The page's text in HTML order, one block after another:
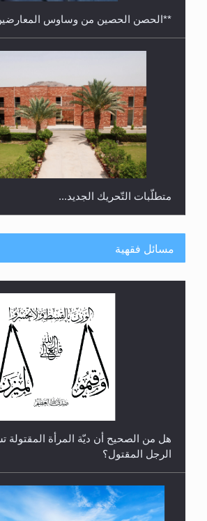
**الحصن الحصين من وساوس
متطلَّبات التّحريك الجديد...
رأيٌ في لغة المسيح الموعود عليه السلام..
مسائل فقهية
هل من الصحيح أن ديّة المرأة
الرجل المقتول؟